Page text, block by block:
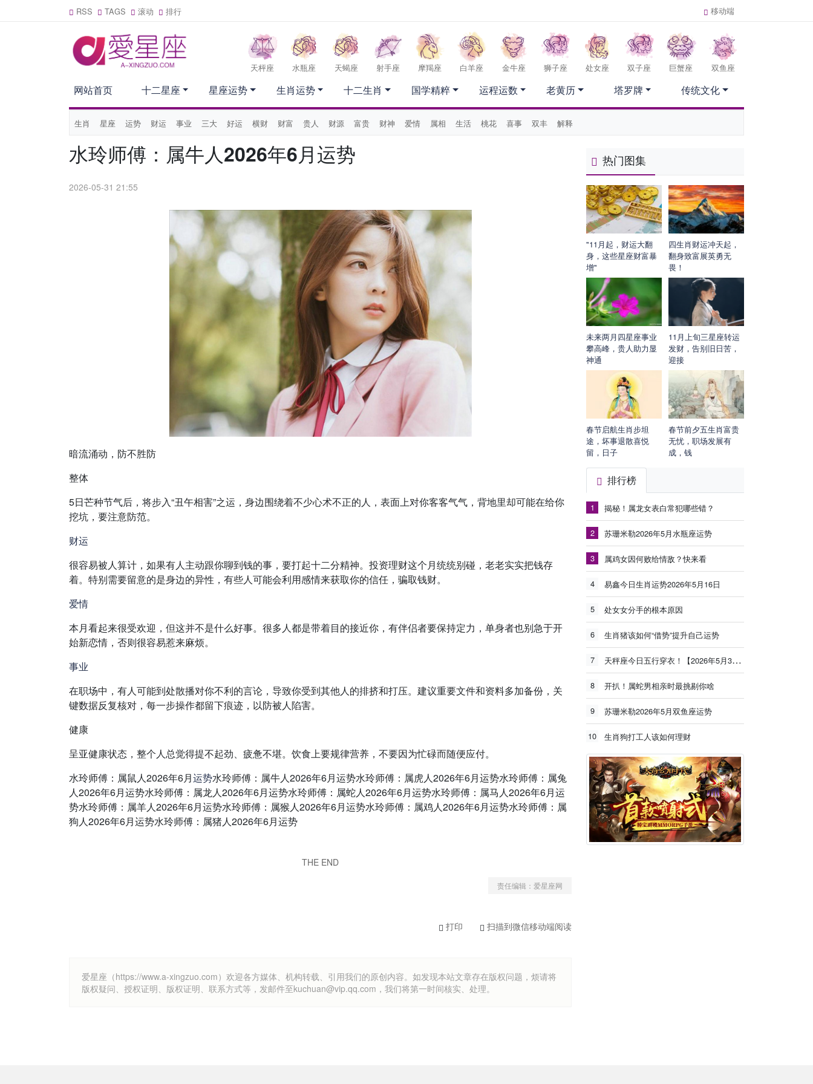
RSS TAGS 滚动 排行 移动端
天枰座 水瓶座 天蝎座 射手座 摩羯座 白羊座 金牛座 狮子座 处女座 双子座 巨蟹座 双鱼座
网站首页
生肖 星座 运势 财运 事业 三大 好运 横财 财富 贵人 财源 富贵 财神 爱情 属相 生活 桃花 喜事 双丰 解释
十二星座 星座运势 生肖运势 十二生肖 国学精粹 运程运数 老黄历 塔罗牌 传统文化
水玲师傅：属牛人2026年6月运势
2026-05-31 21:55
暗流涌动，防不胜防
整体
5日芒种节气后，将步入“丑午相害”之运，身边围绕着不少心术不正的人，表面上对你客客气气，背地里却可能在给你
挖坑，要注意防范。
财运
很容易被人算计，如果有人主动跟你聊到钱的事，要打起十二分精神。投资理财这个月统统别碰，老老实实把钱存
着。特别需要留意的是身边的异性，有些人可能会利用感情来获取你的信任，骗取钱财。
爱情
本月看起来很受欢迎，但这并不是什么好事。很多人都是带着目的接近你，有伴侣者要保持定力，单身者也别急于开
始新恋情，否则很容易惹来麻烦。
事业
在职场中，有人可能到处散播对你不利的言论，导致你受到其他人的排挤和打压。建议重要文件和资料多加备份，关
键数据反复核对，每一步操作都留下痕迹，以防被人陷害。
健康
呈亚健康状态，整个人总觉得提不起劲、疲惫不堪。饮食上要规律营养，不要因为忙碌而随便应付。
水玲师傅：属鼠人2026年6月运势水玲师傅：属牛人2026年6月运势水玲师傅：属虎人2026年6月运势水玲师傅：属兔
人2026年6月运势水玲师傅：属龙人2026年6月运势水玲师傅：属蛇人2026年6月运势水玲师傅：属马人2026年6月运
势水玲师傅：属羊人2026年6月运势水玲师傅：属猴人2026年6月运势水玲师傅：属鸡人2026年6月运势水玲师傅：属
狗人2026年6月运势水玲师傅：属猪人2026年6月运势
THE END
责任编辑：爱星座网
打印 扫描到微信移动端阅读
爱星座（https://www.a-xingzuo.com）欢迎各方媒体、机构转载、引用我们的原创内容。如发现本站文章存在版权问题，烦请将
版权疑问、授权证明、版权证明、联系方式等，发邮件至kuchuan@vip.qq.com，我们将第一时间核实、处理。
热门图集
"11月起，财运大翻
身，这些星座财富暴
增"
四生肖财运冲天起，
翻身致富展英勇无
畏！
未来两月四星座事业
攀高峰，贵人助力显
神通
11月上旬三星座转运
发财，告别旧日苦，
迎接
春节启航生肖步坦
途，坏事退散喜悦
留，日子
春节前夕五生肖富贵
无忧，职场发展有
成，钱
排行榜
1 揭秘！属龙女表白常犯哪些错？
2 苏珊米勒2026年5月水瓶座运势
3 属鸡女因何败给情敌？快来看
4 易鑫今日生肖运势2026年5月16日
5 处女女分手的根本原因
6 生肖猪该如何“借势”提升自己运势
7 天秤座今日五行穿衣！【2026年5月30日】
8 开扒！属蛇男相亲时最挑剔你啥
9 苏珊米勒2026年5月双鱼座运势
10 生肖狗打工人该如何理财